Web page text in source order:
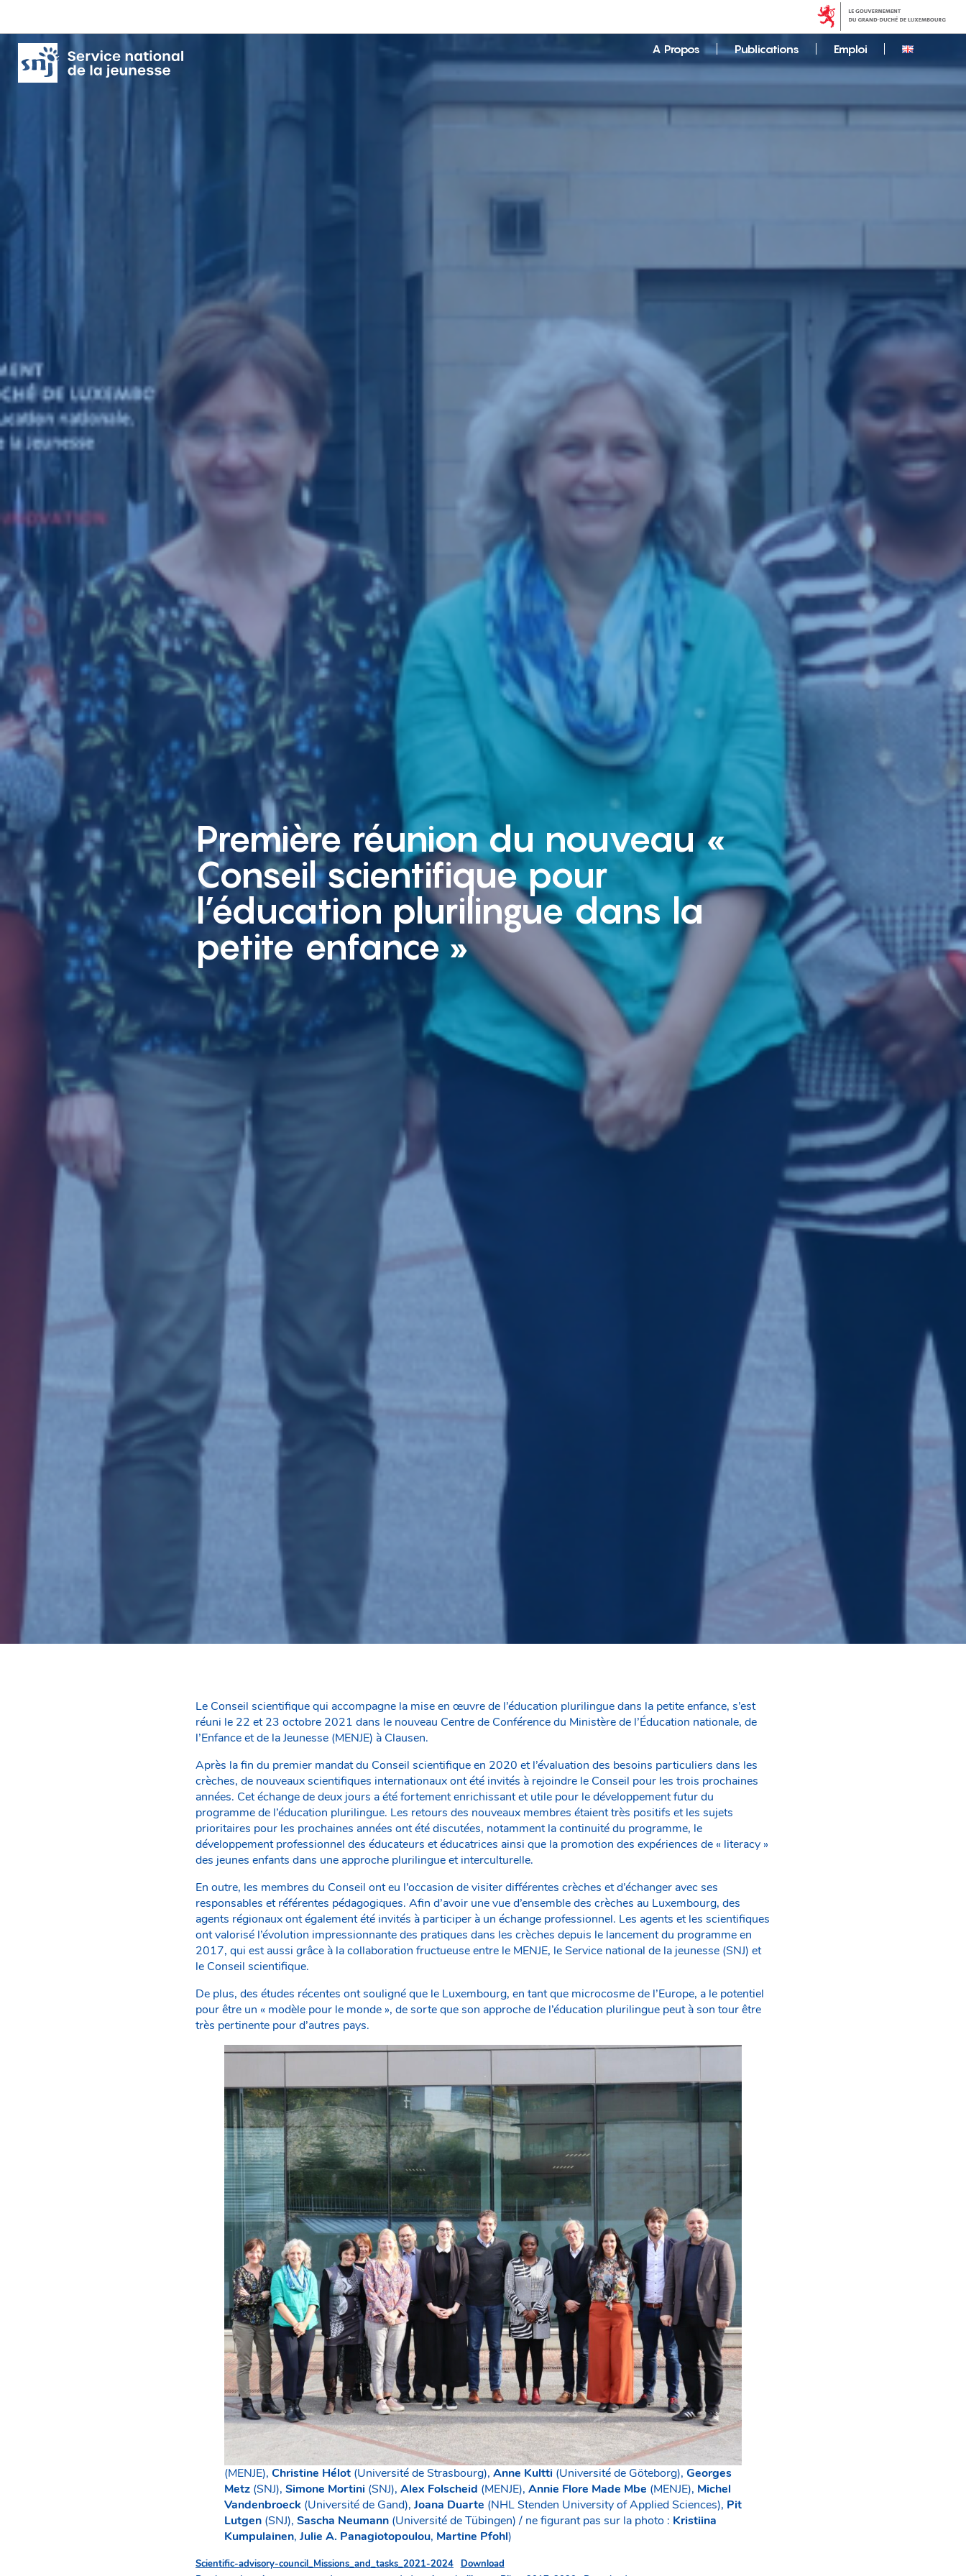
A Propos Publications Emploi
Première réunion du nouveau «
Conseil scientifique pour
l’éducation plurilingue dans la
petite enfance »
Le Conseil scientifique qui accompagne la mise en œuvre de l’éducation plurilingue dans la petite enfance, s’est
réuni le 22 et 23 octobre 2021 dans le nouveau Centre de Conférence du Ministère de l’Éducation nationale, de
l’Enfance et de la Jeunesse (MENJE) à Clausen.
Après la fin du premier mandat du Conseil scientifique en 2020 et l’évaluation des besoins particuliers dans les
crèches, de nouveaux scientifiques internationaux ont été invités à rejoindre le Conseil pour les trois prochaines
années. Cet échange de deux jours a été fortement enrichissant et utile pour le développement futur du
programme de l’éducation plurilingue. Les retours des nouveaux membres étaient très positifs et les sujets
prioritaires pour les prochaines années ont été discutées, notamment la continuité du programme, le
développement professionnel des éducateurs et éducatrices ainsi que la promotion des expériences de « literacy »
des jeunes enfants dans une approche plurilingue et interculturelle.
En outre, les membres du Conseil ont eu l’occasion de visiter différentes crèches et d’échanger avec ses
responsables et référentes pédagogiques. Afin d’avoir une vue d’ensemble des crèches au Luxembourg, des
agents régionaux ont également été invités à participer à un échange professionnel. Les agents et les scientifiques
ont valorisé l’évolution impressionnante des pratiques dans les crèches depuis le lancement du programme en
2017, qui est aussi grâce à la collaboration fructueuse entre le MENJE, le Service national de la jeunesse (SNJ) et
le Conseil scientifique.
De plus, des études récentes ont souligné que le Luxembourg, en tant que microcosme de l’Europe, a le potentiel
pour être un « modèle pour le monde », de sorte que son approche de l’éducation plurilingue peut à son tour être
très pertinente pour d’autres pays.
(MENJE), Christine Hélot (Université de Strasbourg), Anne Kultti (Université de Göteborg), Georges
Metz (SNJ), Simone Mortini (SNJ), Alex Folscheid (MENJE), Annie Flore Made Mbe (MENJE), Michel
Vandenbroeck (Université de Gand),Joana Duarte (NHL Stenden University of Applied Sciences), Pit
Lutgen (SNJ), Sascha Neumann (Université de Tübingen) / ne figurant pas sur la photo : Kristiina
Kumpulainen,Julie A. Panagiotopoulou, Martine Pfohl)
Scientific-advisory-council_Missions_and_tasks_2021-2024
Download